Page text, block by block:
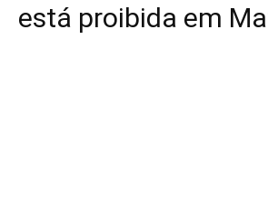
está proibida em